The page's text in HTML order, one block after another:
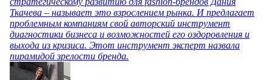
Ткачева – называет это взрослением рынка. И предлагает
проблемным компаниям свой авторский инструмент
диагностики бизнеса и возможностей его оздоровления и
выхода из кризиса. Этот инструмент эксперт назвала
пирамидой зрелости бренда.